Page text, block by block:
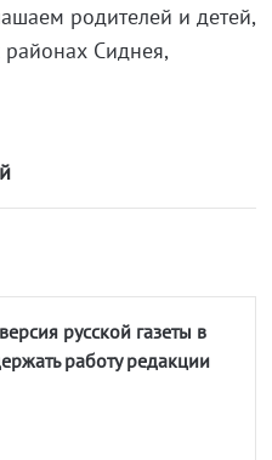
родителей и детей,
Сиднея,
русской газеты в
работу редакции